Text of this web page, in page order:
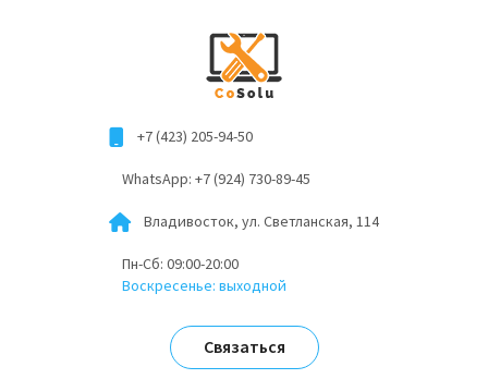
+7 (423) 205-94-50
WhatsApp: +7 (924) 730-89-45
Владивосток, ул. Светланская, 114
Пн-Сб: 09:00-20:00
Воскресенье: выходной
Связаться